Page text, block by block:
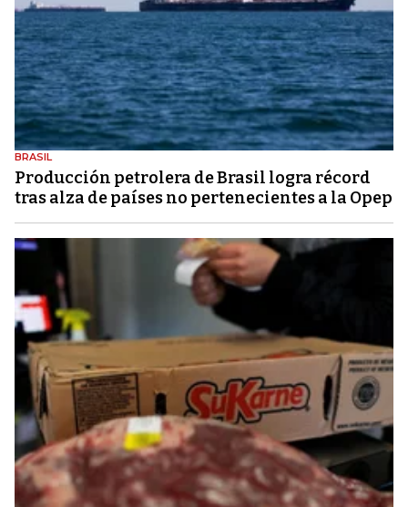
BRASIL
Producción petrolera de Brasil logra récord
tras alza de países no pertenecientes a la Opep